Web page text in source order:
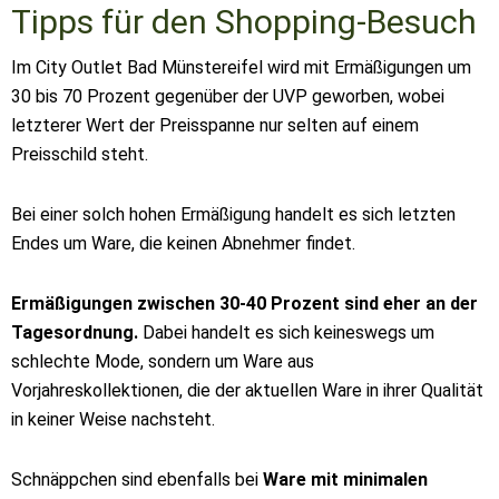
Tipps für den Shopping-Besuch
Im City Outlet Bad Münstereifel wird mit Ermäßigungen um
30 bis 70 Prozent gegenüber der UVP geworben, wobei
letzterer Wert der Preisspanne nur selten auf einem
Preisschild steht.
Bei einer solch hohen Ermäßigung handelt es sich letzten
Endes um Ware, die keinen Abnehmer findet.
Ermäßigungen zwischen 30-40 Prozent sind eher an der
Tagesordnung. Dabei handelt es sich keineswegs um
schlechte Mode, sondern um Ware aus
Vorjahreskollektionen, die der aktuellen Ware in ihrer Qualität
in keiner Weise nachsteht.
Schnäppchen sind ebenfalls bei Ware mit minimalen